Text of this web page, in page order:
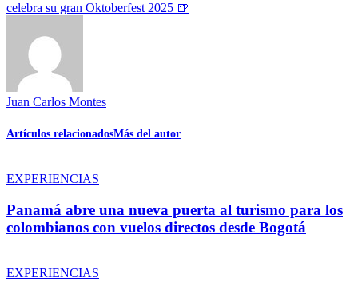
celebra su gran Oktoberfest 2025 🍺
Juan Carlos Montes
Artículos relacionadosMás del autor
EXPERIENCIAS
Panamá abre una nueva puerta al turismo para los
colombianos con vuelos directos desde Bogotá
EXPERIENCIAS